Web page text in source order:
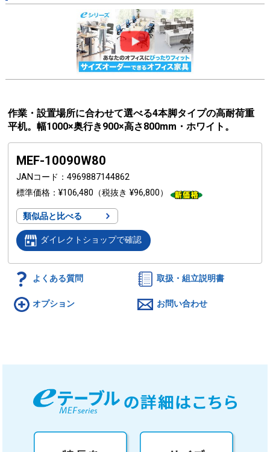
作業・設置場所に合わせて選べる4本脚タイプの高耐荷重
平机。幅1000×奥行き900×高さ800mm・ホワイト。
MEF-10090W80
JANコード
4969887144862
標準価格
¥106,480 （税抜き ¥96,800）
類似品と比べる
ダイレクトショップで確認
よくある質問 取扱・組立説明書
オプション お問い合わせ